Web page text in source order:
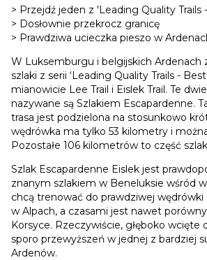
> Przejdź jeden z 'Leading Quality
> Dosłownie przekrocz granicę
> Prawdziwa ucieczka pieszo w
W Luksemburgu i belgijskich Ardenach
szlaki z serii ‘Leading Quality Trails -
mianowicie Lee Trail i Eislek Trail. Te
nazywane są Szlakiem Escapardenne.
trasa jest podzielona na stosunkowo
wędrówka ma tylko 53 kilometry i
Pozostałe 106 kilometrów to część
Szlak Escapardenne Eislek jest
znanym szlakiem w Beneluksie wśród
chcą trenować do prawdziwej
w Alpach, a czasami jest nawet
Korsyce. Rzeczywiście, głęboko wcięte
sporo przewyższeń w jednej z bardziej
Ardenów.